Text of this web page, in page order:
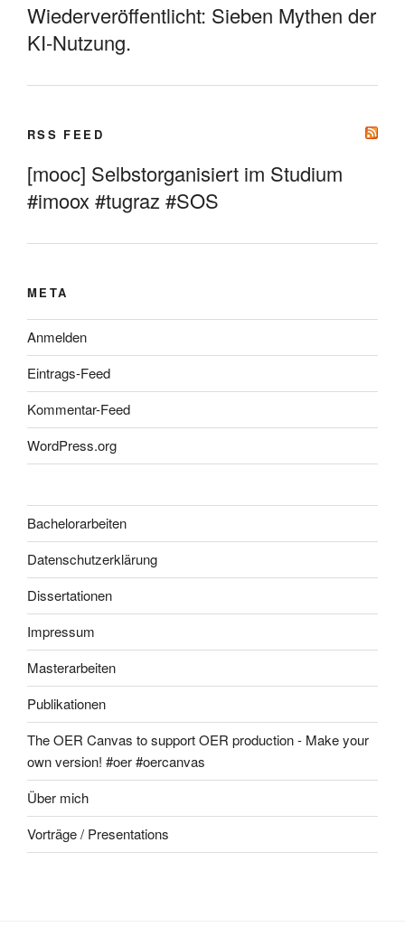
Wiederveröffentlicht: Sieben Mythen der
KI-Nutzung.
RSS FEED
[mooc] Selbstorganisiert im Studium
#imoox #tugraz #SOS
META
Anmelden
Eintrags-Feed
Kommentar-Feed
WordPress.org
Bachelorarbeiten
Datenschutzerklärung
Dissertationen
Impressum
Masterarbeiten
Publikationen
The OER Canvas to support OER production - Make your
own version! #oer #oercanvas
Über mich
Vorträge / Presentations